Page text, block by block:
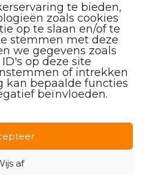
te bieden,
zoals cookies
op te slaan en/of te
stemmen met deze
we gegevens zoals
op deze site
of intrekken
kan bepaalde functies
beïnvloeden.
af